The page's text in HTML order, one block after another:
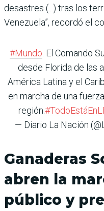
desastres (...) tras los
Venezuela”, recordó el
#Mundo. El Comando
desde Florida de las
América Latina y el
en marcha de una
región.
— Diario La Nación
Ganaderas
abren la
público y